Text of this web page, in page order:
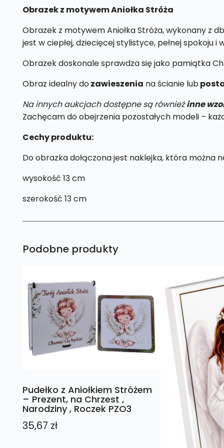
Obrazek z motywem Aniołka Stróża
Obrazek z motywem Aniołka Stróża, wykonany z
jest w ciepłej, dziecięcej stylistyce, pełnej spokoju i
Obrazek doskonale sprawdza się jako pamiątka
Obraz idealny dozawieszenia na ścianie lub
Na innych aukcjach dostępne są równieżinne
Zachęcam do obejrzenia pozostałych modeli –
Cechy produktu:
Do obrazka dołączona jest naklejka, która można
wysokość 13 cm
szerokość 13 cm
Podobne produkty
Pudełko z Aniołkiem Stróżem
– Prezent, na Chrzest ,
Narodziny , Roczek PZO3
35,67 zł